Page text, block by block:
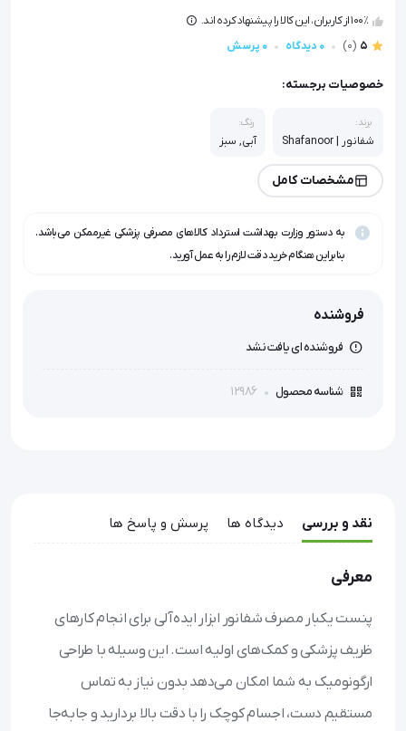
100٪ از کاربران، این کالا را پیشنهاد کرده اند.
5
(0) 0 دیدگاه 0 پرسش
خصوصیات برجسته:
برند:
شفانور | Shafanoor
رنگ:
آبی, سبز
مشخصات کامل
به دستور وزارت بهداشت استرداد کالاهای مصرفی پزشکی غیرممکن می‌باشد.
بنابراین هنگام خرید دقت لازم را به عمل آورید.
فروشنده
فروشنده ای یافت نشد
شناسه محصول 12986
نقد و بررسی دیدگاه ها پرسش و پاسخ ها
معرفی
پنست یکبار مصرف شفانور ابزار ایده‌آلی برای انجام کارهای
ظریف پزشکی و کمک‌های اولیه است. این وسیله با طراحی
ارگونومیک به شما امکان می‌دهد بدون نیاز به تماس
مستقیم دست، اجسام کوچک را با دقت بالا بردارید و جابه‌جا